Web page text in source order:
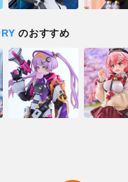
のおすすめ